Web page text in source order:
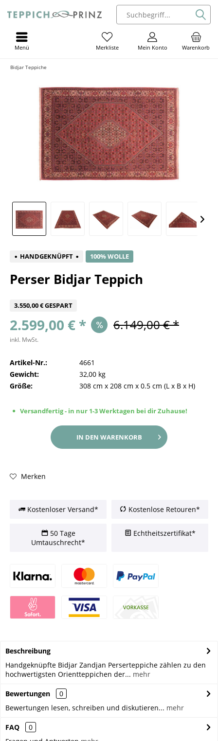
Warenkorb
Mein Konto
Merkliste
Menü
Bidjar Teppiche
HANDGEKNÜPFT 100% WOLLE
Perser Bidjar Teppich
3.550,00 € GESPART
2.599,00 € * 6.149,00 € *
inkl. MwSt.
Artikel-Nr.:
4661
Gewicht:
32,00 kg
Größe:
308 cm x 208 cm x 0.5 cm (L x B x H)
Versandfertig - in nur 1-3 Werktagen bei dir Zuhause!
IN DEN WARENKORB
Merken
Kostenloser Versand* Kostenlose Retouren*
50 Tage
Umtauschrecht*
Echtheitszertifikat*
Beschreibung
Handgeknüpfte Bidjar Zandjan Perserteppiche zählen zu den
hochwertigsten Orientteppichen der... mehr
Bewertungen
0
Bewertungen lesen, schreiben und diskutieren... mehr
FAQ
0